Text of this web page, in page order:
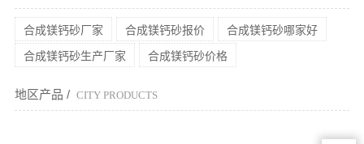
合成镁钙砂厂家 合成镁钙砂报价
合成镁钙砂哪家好
合成镁钙砂生产厂家
合成镁钙砂价格
地区产品 / CITY PRODUCTS